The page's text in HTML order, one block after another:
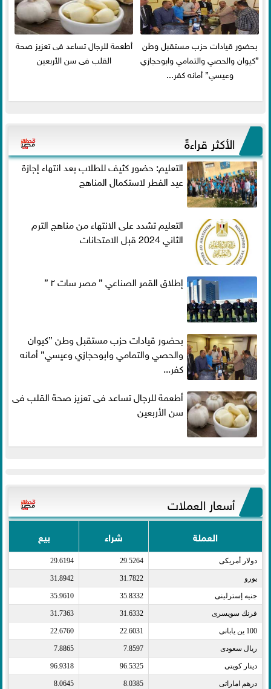
بحضور قيادات حزب مستقبل وطن
”كيوان والحصي والتمامي وابوحجازي
وعيسي” أمانه كفر...
أطعمة للرجال تساعد فى تعزيز صحة
القلب فى سن الأربعين
الأكثر قراءةً
التعليم: حضور كثيف للطلاب بعد انتهاء إجازة
عيد الفطر لاستكمال المناهج
التعليم تشدد على الانتهاء من مناهج الترم
الثاني 2024 قبل الامتحانات
إطلاق القمر الصناعي ” مصر سات ٢ ”
بحضور قيادات حزب مستقبل وطن ”كيوان
والحصي والتمامي وابوحجازي وعيسي” أمانه
كفر...
أطعمة للرجال تساعد فى تعزيز صحة القلب فى
سن الأربعين
أسعار العملات
العملة شراء بيع
دولار أمريكى​ 29.5264
29.6194
يورو​ 31.7822
31.8942
جنيه إسترلينى​ 35.8332
35.9610
فرنك سويسرى​ 31.6332
31.7363
100 ين يابانى​ 22.6031
22.6760
ريال سعودى​ 7.8597
7.8865
دينار كويتى​ 96.5325
96.9318
درهم اماراتى​ 8.0385
8.0645